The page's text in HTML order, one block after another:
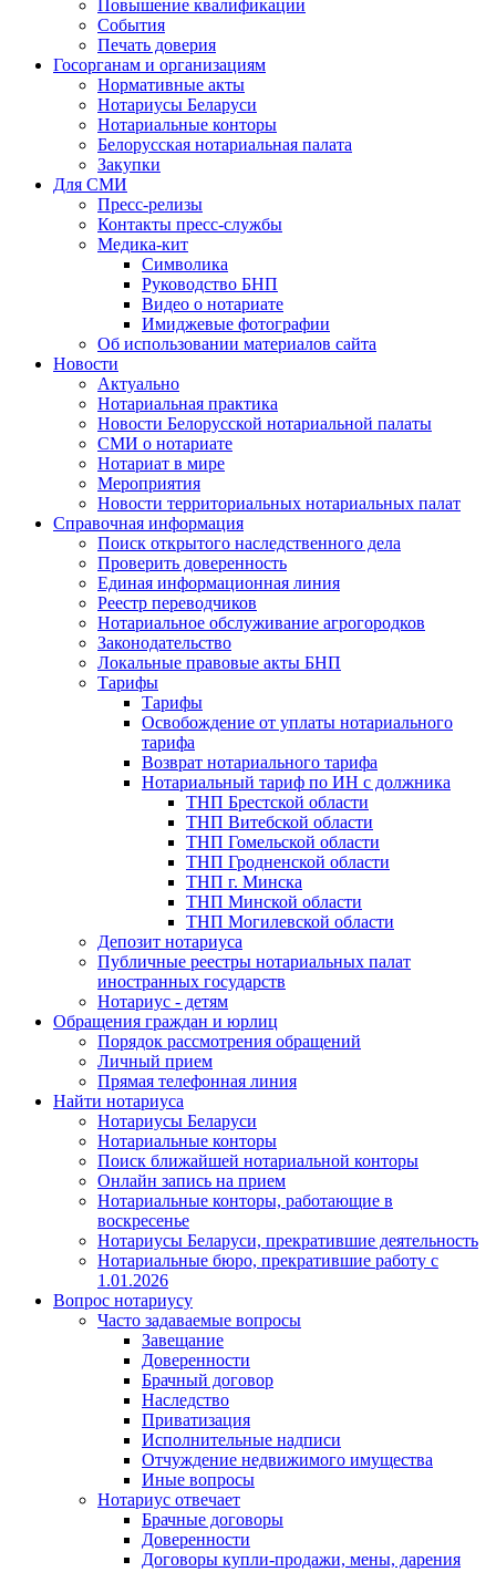
Повышение квалификации
События
Печать доверия
Госорганам и организациям
Нормативные акты
Нотариусы Беларуси
Нотариальные конторы
Белорусская нотариальная палата
Закупки
Для СМИ
Пресс-релизы
Контакты пресс-службы
Медика-кит
Символика
Руководство БНП
Видео о нотариате
Имиджевые фотографии
Об использовании материалов сайта
Новости
Актуально
Нотариальная практика
Новости Белорусской нотариальной палаты
СМИ о нотариате
Нотариат в мире
Мероприятия
Новости территориальных нотариальных палат
Справочная информация
Поиск открытого наследственного дела
Проверить доверенность
Единая информационная линия
Реестр переводчиков
Нотариальное обслуживание агрогородков
Законодательство
Локальные правовые акты БНП
Тарифы
Тарифы
Освобождение от уплаты нотариального
тарифа
Возврат нотариального тарифа
Нотариальный тариф по ИН с должника
ТНП Брестской области
ТНП Витебской области
ТНП Гомельской области
ТНП Гродненской области
ТНП г. Минска
ТНП Минской области
ТНП Могилевской области
Депозит нотариуса
Публичные реестры нотариальных палат
иностранных государств
Нотариус - детям
Обращения граждан и юрлиц
Порядок рассмотрения обращений
Личный прием
Прямая телефонная линия
Найти нотариуса
Нотариусы Беларуси
Нотариальные конторы
Поиск ближайшей нотариальной конторы
Онлайн запись на прием
Нотариальные конторы, работающие в
воскресенье
Нотариусы Беларуси, прекратившие деятельность
Нотариальные бюро, прекратившие работу с
1.01.2026
Вопрос нотариусу
Часто задаваемые вопросы
Завещание
Доверенности
Брачный договор
Наследство
Приватизация
Исполнительные надписи
Отчуждение недвижимого имущества
Иные вопросы
Нотариус отвечает
Брачные договоры
Доверенности
Договоры купли-продажи, мены, дарения